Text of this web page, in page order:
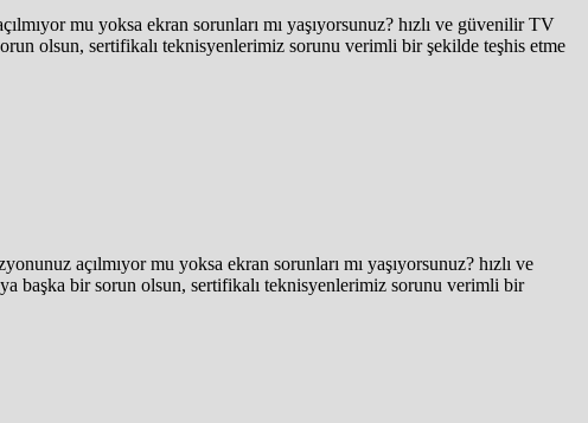
mu yoksa ekran sorunları mı yaşıyorsunuz? hızlı ve güvenilir TV
olsun, sertifikalı teknisyenlerimiz sorunu verimli bir şekilde teşhis etme
açılmıyor mu yoksa ekran sorunları mı yaşıyorsunuz? hızlı ve
başka bir sorun olsun, sertifikalı teknisyenlerimiz sorunu verimli bir